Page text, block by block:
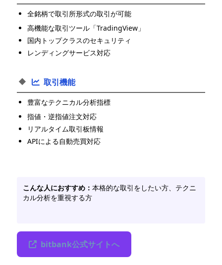
全銘柄で取引所形式の取引が可能
高機能な取引ツール「TradingView」
国内トップクラスのセキュリティ
レンディングサービス対応
取引機能
豊富なテクニカル分析指標
指値・逆指値注文対応
リアルタイム取引板情報
APIによる自動売買対応
こんな人におすすめ： 本格的な取引をしたい方、テクニ
カル分析を重視する方
bitbank公式サイトへ